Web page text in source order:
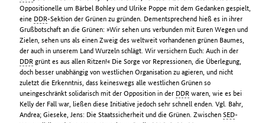
Oppositionelle um Bärbel Bohley und Ulrike Poppe mit dem Gedanken gespielt,
eine DDR-Sektion der Grünen zu gründen. Dementsprechend hieß es in ihrer
Grußbotschaft an die Grünen: »Wir sehen uns verbunden mit Euren Wegen und
Zielen, sehen uns als einen Zweig des weltweit vorhandenen grünen Baumes,
der auch in unserem Land Wurzeln schlägt. Wir versichern Euch: Auch in der
DDR grünt es aus allen Ritzen!« Die Sorge vor Repressionen, die Überlegung,
doch besser unabhängig von westlichen Organisation zu agieren, und nicht
zuletzt die Erkenntnis, dass keineswegs alle westlichen Grünen so
uneingeschränkt solidarisch mit der Opposition in der DDR waren, wie es bei
Kelly der Fall war, ließen diese Initiative jedoch sehr schnell enden. Vgl. Bahr,
Andrea; Gieseke, Jens: Die Staatssicherheit und die Grünen. ZwischenSED-